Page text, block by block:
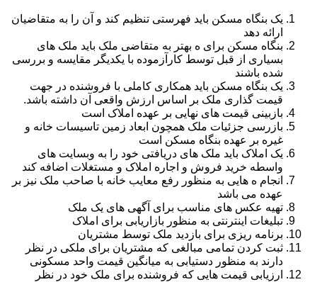
یک بنگاه مسکن باید فهرستی تنظیم کند و آن را به متقاضیان
ارائه دهد
بنگاه مسکن برای ه بهتر به متقاضی ملک باید ملک های
بسیاری از قبل توسط کارآزموده با یکدیگر مقایسه و بررسی
شده باشند
یک بنگاه مسکن باید همکاری کاملی با فروشنده در جهت
قیمت گذاری ملک بر اساس ارزش واقعی آن داشته باشد.
بازبینی قیمت های نهایی بر عهده املاک است
بازرسی جزئیات ملک همچون ابعاد زمین تاسیسات خانه و
غیره بر عهده بنگاه مسکن است
یک املاک باید ملک های دریافتی خود را به وبسایت های
واسطه خرید فروش و اجاره املاک و مستغلات اضافه کند
انجام ه هایی به منظور رفع معایب خانه با صاحب ملک نیز بر
عهده می باشد
تهیه عکس های مناسب برای آگهی های یک ملک
تبلیغات اینترنتی به منظور بازاریابی برای املاک
برنامه ریزی برای بازدید ملک توسط مشتریان
ثبت کردن تمامی مبالغی که مشتریان برای ملکی در نظر
دارند به منظور دستیابی به میانگین قیمت واحد مسکونی
ارزیابی قیمت هایی که فروشنده برای ملک خود در نظر